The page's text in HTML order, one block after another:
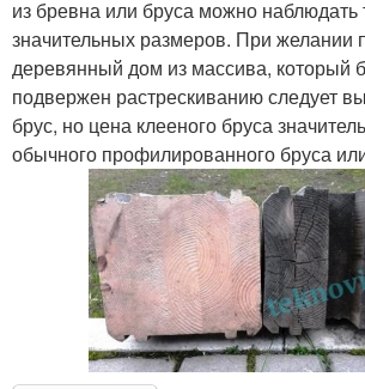
из бревна или бруса можно
значительных размеров. При желании
деревянный дом из массива, который
подвержен растрескиванию следует
брус, но цена клееного бруса
обычного профилированного бруса